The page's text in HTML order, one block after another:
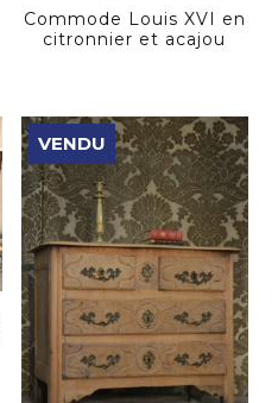
Commode Louis XVI en
citronnier et acajou
VENDU